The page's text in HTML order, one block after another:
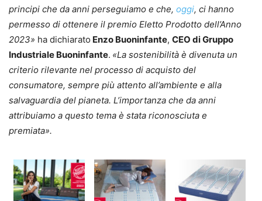
principi che da anni perseguiamo e che, oggi, ci hanno
permesso di ottenere il premio Eletto Prodotto dell’Anno
2023» ha dichiarato Enzo Buoninfante, CEO di Gruppo
Industriale Buoninfante. «La sostenibilità è divenuta un
criterio rilevante nel processo di acquisto del
consumatore, sempre più attento all’ambiente e alla
salvaguardia del pianeta. L’importanza che da anni
attribuiamo a questo tema è stata riconosciuta e
premiata».